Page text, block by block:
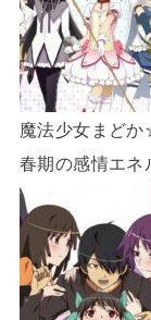
魔法少女まど
春期の感情エ